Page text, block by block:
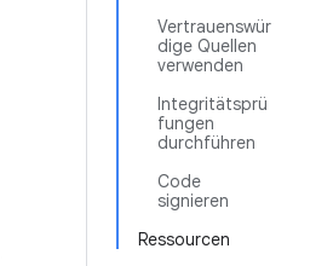
Vertrauenswür
dige Quellen
verwenden
Integritätsprü
fungen
durchführen
Code
signieren
Ressourcen